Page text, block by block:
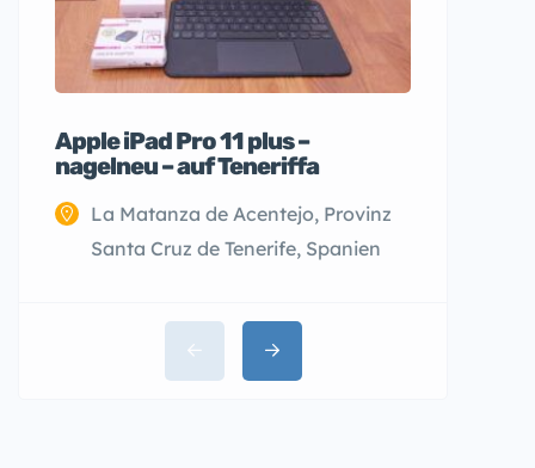
Apple iPad Pro 11 plus –
nagelneu – auf Teneriffa
La Matanza de Acentejo, Provinz
Santa Cruz de Tenerife, Spanien